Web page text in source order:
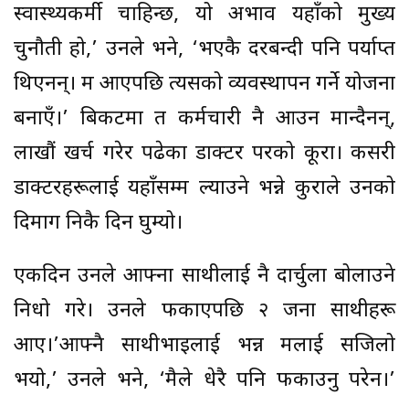
स्वास्थ्यकर्मी चाहिन्छ, यो अभाव यहाँको मुख्य
चुनौती हो,’ उनले भने, ‘भएकै दरबन्दी पनि पर्याप्त
थिएनन्। म आएपछि त्यसको व्यवस्थापन गर्ने योजना
बनाएँ।’ बिकटमा त कर्मचारी नै आउन मान्दैनन्,
लाखौं खर्च गरेर पढेका डाक्टर परको कूरा। कसरी
डाक्टरहरूलाई यहाँसम्म ल्याउने भन्ने कुराले उनको
दिमाग निकै दिन घुम्यो।
एकदिन उनले आफ्ना साथीलाई नै दार्चुला बोलाउने
निधो गरे। उनले फकाएपछि २ जना साथीहरू
आए।’आफ्नै साथीभाइलाई भन्न मलाई सजिलो
भयो,’ उनले भने, ‘मैले धेरै पनि फकाउनु परेन।’